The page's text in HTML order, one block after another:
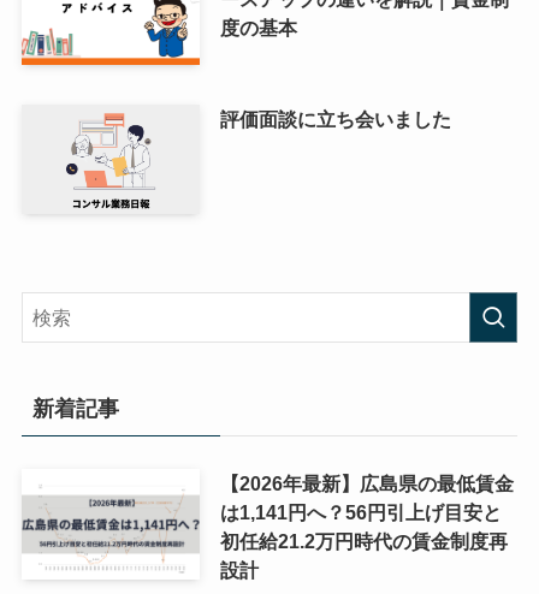
度の基本
評価面談に立ち会いました
新着記事
【2026年最新】広島県の最低賃金
は1,141円へ？56円引上げ目安と
初任給21.2万円時代の賃金制度再
設計